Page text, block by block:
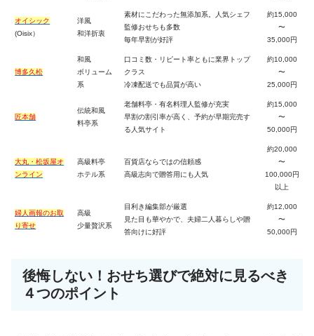
オイシック
(Oisix）
洋風
和洋折衷
素材にこだわった無添加系。人気シェフ
監修おせちも多数
毎年早割が好評
約15,000
〜
35,000円
博多久松
和風
ボリューム
系
口コミ数・リピート率ともに業界トップ
クラス
冷凍配送でも品質が高い
約10,000
〜
25,000円
匠本舗
伝統和風
料亭系
老舗料亭・有名料理人監修が充実
早割の割引率が高く、予約が早期完売す
る人気サイト
約15,000
〜
50,000円
大丸・松坂屋オ
ンライン
高級料亭
ホテル系
百貨店ならではの信頼感
高級志向で贈答用にも人気
約20,000
〜
100,000円
以上
婦人画報のお取
り寄せ
高級
少量贅沢系
目利き編集部が厳選
見た目も華やかで、夫婦二人暮らしや贈
答向けに好評
約12,000
〜
50,000円
後悔しない！おせち選びで絶対に見るべき
４つのポイント